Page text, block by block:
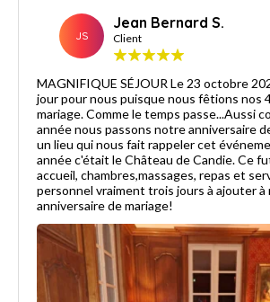
JS
Jean Bernard S.
Client
MAGNIFIQUE SÉJOUR Le 23 octobre
jour pour nous puisque nous fêtions nos
mariage. Comme le temps passe...Aussi
année nous passons notre anniversaire
un lieu qui nous fait rappeler cet
année c'était le Château de Candie. Ce
accueil, chambres,massages, repas et
personnel vraiment trois jours à ajouter
anniversaire de mariage!